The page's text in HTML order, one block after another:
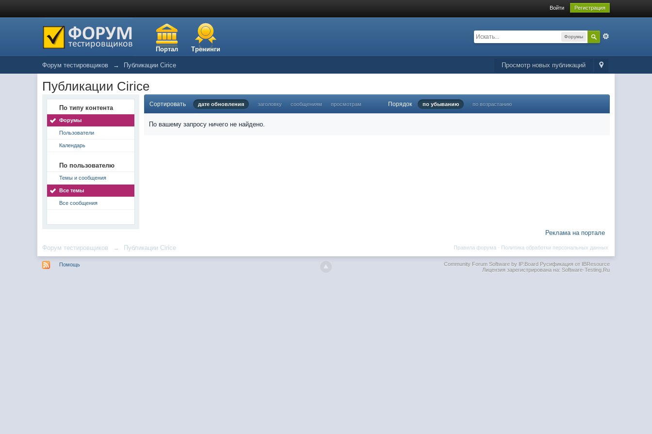
Войти Регистрация
Портал Тренинги
Форумы
Просмотр новых публикаций
Форум тестировщиков → Публикации Cirice
Публикации Cirice
По типу контента
Форумы
Пользователи
Календарь
По пользователю
Темы и сообщения
Все темы
Все сообщения
Сортировать дате обновления заголовку сообщениям просмотрам Порядок по убыванию по возрастанию
По вашему запросу ничего не найдено.
Реклама на портале
Форум тестировщиков → Публикации Cirice Политика обработки персональных данных
Правила форума ·
Помощь Community Forum Software by IP.BoardРусификация от IBResource
Лицензия зарегистрирована на: Software-Testing.Ru